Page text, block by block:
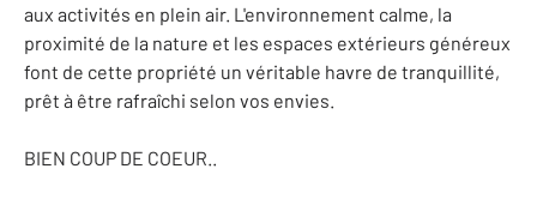
aux activités en plein air. L'environnement calme, la
proximité de la nature et les espaces extérieurs généreux
font de cette propriété un véritable havre de tranquillité,
prêt à être rafraîchi selon vos envies.
BIEN COUP DE COEUR..